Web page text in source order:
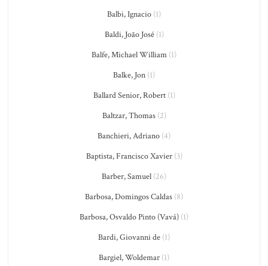
Balbi, Ignacio (1)
Baldi, João José(1)
Balfe, Michael William (1)
Balke, Jon (1)
Ballard Senior, Robert(1)
Baltzar, Thomas(2)
Banchieri, Adriano (4)
Baptista, Francisco Xavier(3)
Barber, Samuel (26)
Barbosa, Domingos Caldas (8)
Barbosa, Osvaldo Pinto (Vavá) (1)
Bardi, Giovanni de (1)
Bargiel, Woldemar (1)